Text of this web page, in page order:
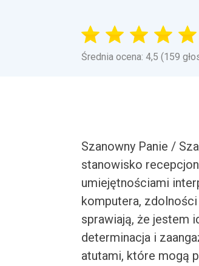
Średnia ocena: 4,5 (159
Szanowny Panie /
stanowisko
umiejętnościami
komputera,
sprawiają, że jestem
determinacja i
atutami, które mogą